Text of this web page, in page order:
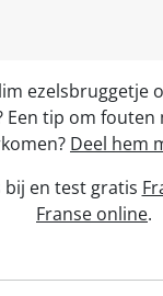
ezelsbruggetje
Een tip om fouten
Deel hem
bij en test gratis
Franse online.